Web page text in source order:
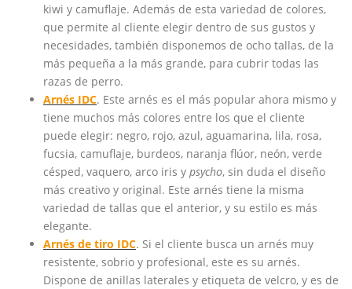
kiwi y camuflaje. Además de esta variedad de colores,
que permite al cliente elegir dentro de sus gustos y
necesidades, también disponemos de ocho tallas, de la
más pequeña a la más grande, para cubrir todas las
razas de perro.
Arnés IDC. Este arnés es el más popular ahora mismo y
tiene muchos más colores entre los que el cliente
puede elegir: negro, rojo, azul, aguamarina, lila, rosa,
fucsia, camuflaje, burdeos, naranja flúor, neón, verde
césped, vaquero, arco iris y psycho, sin duda el diseño
más creativo y original. Este arnés tiene la misma
variedad de tallas que el anterior, y su estilo es más
elegante.
Arnés de tiro IDC. Si el cliente busca un arnés muy
resistente, sobrio y profesional, este es su arnés.
Dispone de anillas laterales y etiqueta de velcro, y es de